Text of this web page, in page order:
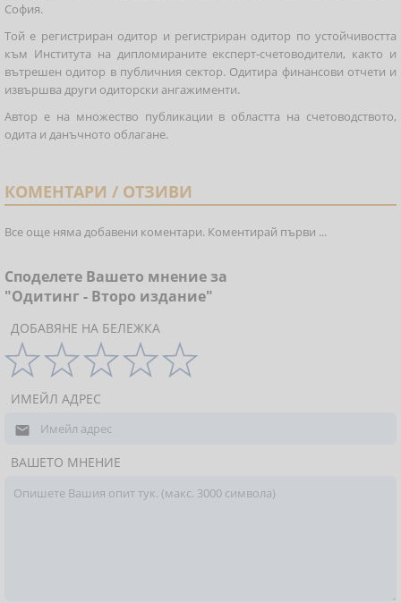
София.
Той е регистриран одитор и регистриран одитор по устойчивостта
към Института на дипломираните експерт-счетоводители, както и
вътрешен одитор в публичния сектор. Одитира финансови отчети и
извършва други одиторски ангажименти.
Автор е на множество публикации в областта на счетоводството,
одита и данъчното облагане.
КОМЕНТАРИ / ОТЗИВИ
Все още няма добавени коментари. Коментирай първи ...
Споделете Вашето мнение за
"Одитинг - Второ издание"
ДОБАВЯНЕ НА БЕЛЕЖКА
ИМЕЙЛ АДРЕС

ВАШЕТО МНЕНИЕ